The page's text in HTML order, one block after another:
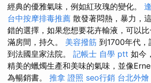
經典的優雅氣味，例如紅玫瑰的變化。
台中按摩排毒推薦 散發著悶熱，暴力，
錯的選擇，如果您想要花卉輸液，可以
滿房間，持久。 美容撥筋 到1700年代，
到法國皇家法院。 記帳士 自學 ptt 如今
精美的蠟燭生產和美味的氣味，並像
為暢銷書。 推拿 證照 seo行銷 台北外燴